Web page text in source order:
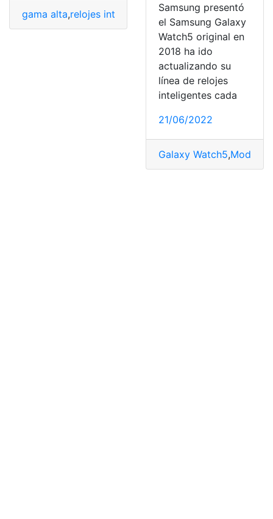
gama alta,relojes inteligentes Samsung Galaxy,
Samsung presentó
el Samsung Galaxy
Watch5 original en
2018 ha ido
actualizando su
línea de relojes
inteligentes cada
21/06/2022
Galaxy Watch5,Modelos